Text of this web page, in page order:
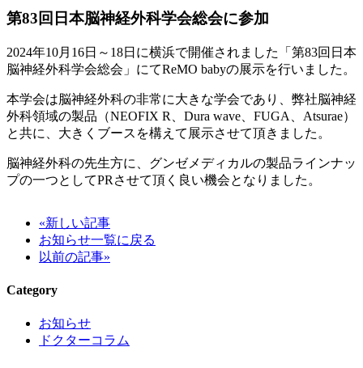
第83回日本脳神経外科学会総会に参加
2024年10月16日～18日に横浜で開催されました「第83回日本
脳神経外科学会総会」にてReMO babyの展示を行いました。
本学会は脳神経外科の非常に大きな学会であり、弊社脳神経
外科領域の製品（NEOFIX R、Dura wave、FUGA、Atsurae）
と共に、大きくブースを構えて展示させて頂きました。
脳神経外科の先生方に、グンゼメディカルの製品ラインナッ
プの一つとしてPRさせて頂く良い機会となりました。
«新しい記事
お知らせ一覧に戻る
以前の記事»
Category
お知らせ
ドクターコラム